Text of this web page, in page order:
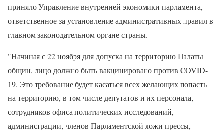
приняло Управление внутренней экономики парламента,
ответственное за установление административных правил в
главном законодательном органе страны.
"Начиная с 22 ноября для допуска на территорию Палаты
общин, лицо должно быть вакцинировано против COVID-
19. Это требование будет касаться всех желающих попасть
на территорию, в том числе депутатов и их персонала,
сотрудников офиса политических исследований,
администрации, членов Парламентской ложи прессы,